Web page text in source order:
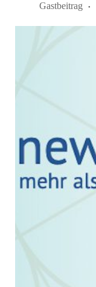
Gastbeitrag